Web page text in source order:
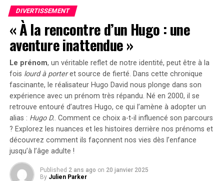
engagement envers la durabilité environnementale.
En2023, les particuliers représentent désormais 84%
des acquisitions de véhicules électriques, contre
seulement 68% en 2018.
Concrètement,cette mesure permet aux sociétés
d’installer gratuitement des bornes de recharge pour
leurs employés sans impact fiscal. Les frais liés à
l’électricité pour ces recharges ne seront pas pris en
compte dans le calcul des avantages en nature. De plus,
un abattement de 50% sur ces avantages est maintenu
avec un plafond révisé à environ 2000 euros pour
l’année prochaine.
Accélération Vers une Mobilité Électrique
DIVERTISSEMENT
« À la rencontre d’un Hugo : une
aventure inattendue »
Le prénom, un véritable reflet de notre identité, peut être à la
fois lourd à porteret source de fierté. Dans cette chronique
fascinante, le réalisateur Hugo David nous plonge dans son
expérience avec un prénom très répandu. Né en 2000, il se
retrouve entouré d’autres Hugo, ce qui l’amène à adopter un
alias : Hugo D.. Comment ce choix a-t-il influencé son parcours
? Explorez les nuances et les histoires derrière nos prénoms et
découvrez comment ils façonnent nos vies dès l’enfance
jusqu’à l’âge adulte !
Published 2 ans ago on 20 janvier 2025
By Julien Parker